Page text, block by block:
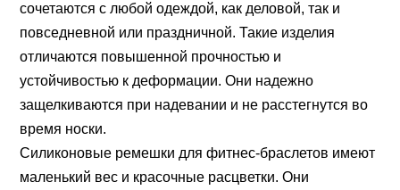
сочетаются с любой одеждой, как деловой, так и
повседневной или праздничной. Такие изделия
отличаются повышенной прочностью и
устойчивостью к деформации. Они надежно
защелкиваются при надевании и не расстегнутся во
время носки.
Силиконовые ремешки для фитнес-браслетов имеют
маленький вес и красочные расцветки. Они